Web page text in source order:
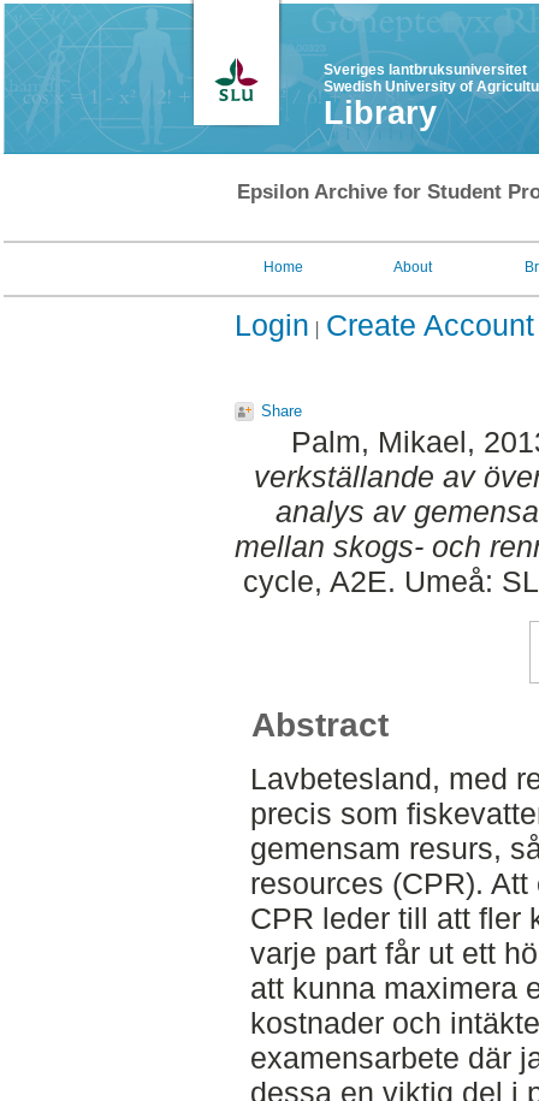
Sveriges lantbruksuniversitet
Swedish University of
Library
Epsilon Archive for Student
Home About
Login Create Account
Share
Palm, Mikael,
verkställande av
analys av
mellan skogs- och
cycle, A2E. Umeå:
Abstract
Lavbetesland, med
precis som
gemensam resurs,
resources (CPR).
CPR leder till att fler
varje part får ut ett
att kunna maximera
kostnader och
examensarbete där
dessa en viktig del i